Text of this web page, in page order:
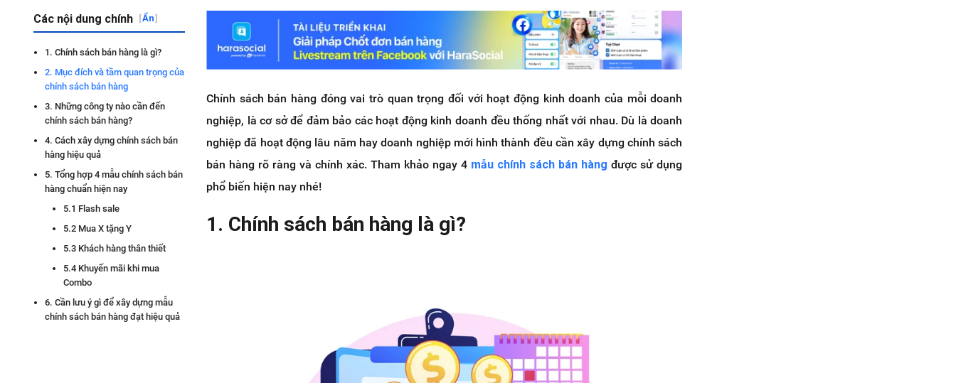
Các nội dung chính [Ẩn]
1. Chính sách bán hàng là gì?
2. Mục đích và tầm quan trọng của
chính sách bán hàng
3. Những công ty nào cần đến
chính sách bán hàng?
4. Cách xây dựng chính sách bán
hàng hiệu quả
5. Tổng hợp 4 mẫu chính sách bán
hàng chuẩn hiện nay
5.1 Flash sale
5.2 Mua X tặng Y
5.3 Khách hàng thân thiết
5.4 Khuyến mãi khi mua
Combo
6. Cần lưu ý gì để xây dựng mẫu
chính sách bán hàng đạt hiệu quả
Chính sách bán hàng đóng vai trò quan trọng đối với hoạt động kinh doanh của mỗi doanh
nghiệp, là cơ sở để đảm bảo các hoạt động kinh doanh đều thống nhất với nhau. Dù là doanh
nghiệp đã hoạt động lâu năm hay doanh nghiệp mới hình thành đều cần xây dựng chính sách
bán hàng rõ ràng và chính xác. Tham khảo ngay 4 mẫu chính sách bán hàng được sử dụng
phổ biến hiện nay nhé!
1. Chính sách bán hàng là gì?